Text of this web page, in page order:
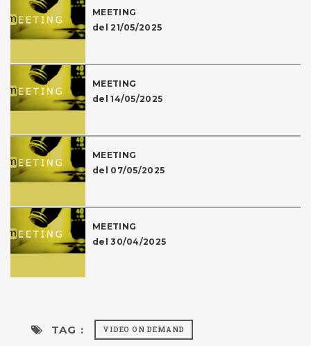
MEETING
del 21/05/2025
MEETING
del 14/05/2025
MEETING
del 07/05/2025
MEETING
del 30/04/2025
TAG : VIDEO ON DEMAND